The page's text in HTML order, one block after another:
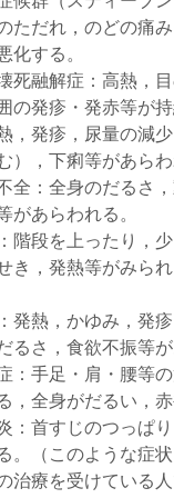
ただれ，のどの痛
化する。
死融解症：高熱，
の発疹・発赤等が
，発疹，尿量の減
），下痢等があら
全：全身のだるさ
があらわれる。
階段を上ったり，
き，発熱等がみら
発熱，かゆみ，発
るさ，食欲不振等
：手足・肩・腰等
，全身がだるい，
：首すじのつっぱ
。（このような症
治療を受けている